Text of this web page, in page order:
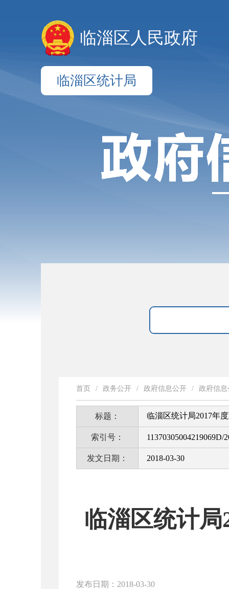
临淄区人民政府
临淄区统计局
首页 / 政务公开 / 政府信息公开 / 政府信
标题： 临淄区统计局2017年
索引号： 11370305004219069D/
发文日期： 2018-03-30
临淄区统计
发布日期：2018-03-30